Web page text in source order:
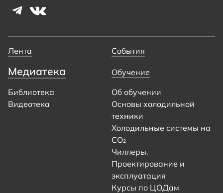
Лента События
Медиатека
Библиотека
Видеотека
Обучение
Об обучении
Основы холодильной
техники
Холодильные системы на
CO₂
Чиллеры.
Проектирование и
эксплуатация
Курсы по ЦОДам